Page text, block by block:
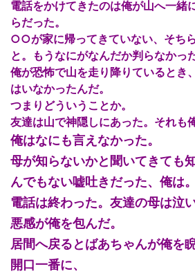
電話をかけてきたのは俺が山へ一緒
らだった。
○○が家に帰ってきていない、そち
と。もうなにがなんだか判らなかった
俺が恐怖で山を走り降りているとき
はいなかったんだ。
つまりどういうことか。
友達は山で神隠しにあった。それも
俺はなにも言えなかった。
母が知らないかと聞いてきても
んでもない嘘吐きだった、俺は。
電話は終わった。友達の母は泣
悪感が俺を包んだ。
居間へ戻るとばあちゃんが俺を
開口一番に、